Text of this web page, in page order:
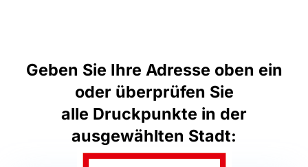
Geben Sie Ihre Adresse oben ein
oder überprüfen Sie
alle Druckpunkte in der
ausgewählten Stadt: